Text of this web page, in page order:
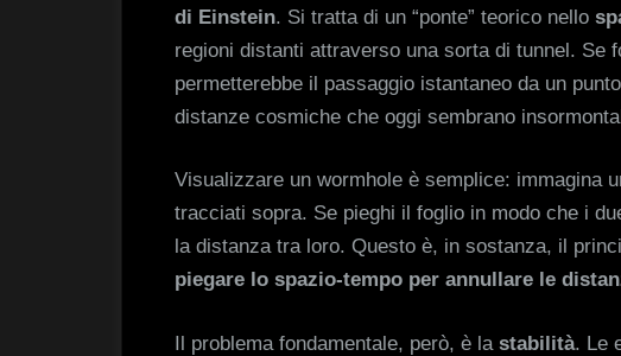
di Einstein. Si tratta di un “ponte” teorico nello
regioni distanti attraverso una sorta di tunnel. Se
permetterebbe il passaggio istantaneo da un
distanze cosmiche che oggi sembrano
Visualizzare un wormhole è semplice: immagina
tracciati sopra. Se pieghi il foglio in modo che i
la distanza tra loro. Questo è, in sostanza, il
piegare lo spazio-tempo per annullare le
Il problema fondamentale, però, è la stabilità. Le